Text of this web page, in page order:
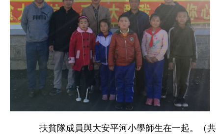
扶貧隊成員與大安平河小學師生在一起。（共